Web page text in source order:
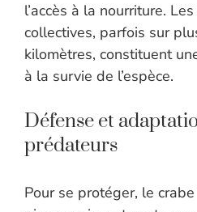
l’accès à la nourriture.
collectives, parfois sur
kilomètres, constituent
à la survie de l’espèce.
Défense et
prédateurs
Pour se protéger, le